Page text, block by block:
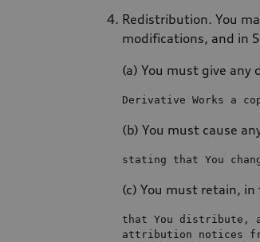
Redistribution. You
modifications, and in
(a) You must give any
Derivative Works a
(b) You must cause
stating that You
(c) You must retain, in
that You distribute,
attribution notices